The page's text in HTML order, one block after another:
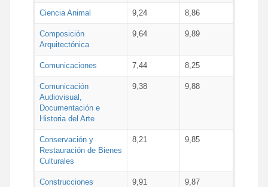
Ciencia Animal 9,24 8,86
Composición
Arquitectónica
9,64 9,89
Comunicaciones 7,44 8,25
Comunicación
Audiovisual,
Documentación e
Historia del Arte
9,38 9,88
Conservación y
Restauración de Bienes
Culturales
8,21 9,85
Construcciones
9,91 9,87